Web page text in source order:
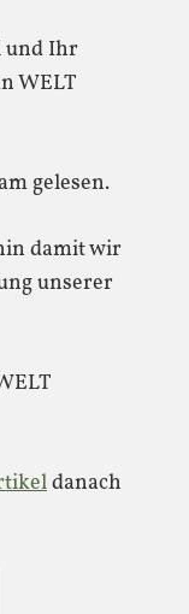
und Ihr
WELT
gelesen.
damit wir
unserer
danach